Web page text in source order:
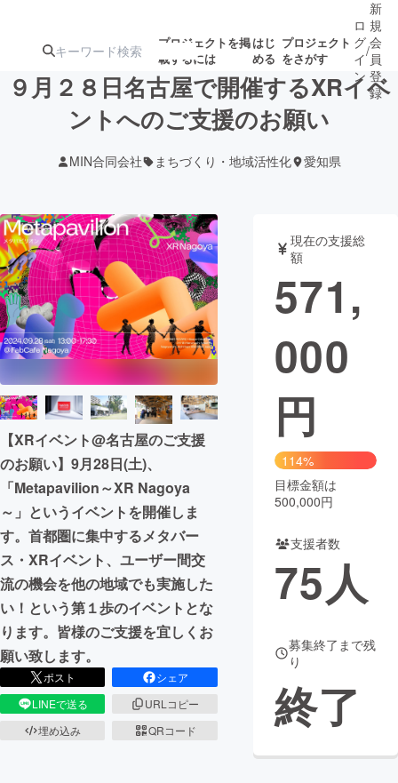
プロジェクトを掲
載するには
はじ
める
プロジェクト
をさがす
注目のリ
ターン
注目の新着プロ
ジェクト
募集終了が近いプ
ロジェクト
されます
アート・写真 音楽
テクノロジー・ガジェット ゲーム・サ
映像・映画
ビジネス・起業
まちづくり・地域活性化
CAMPFIRE for Social Good
CAMPFIRE Creation
CAMPFIREふるさと納税
コミュニティ
ロ
グ
イ
ン
/
新
規
会
員
登
録
９月２８日名古屋で開催するXRイベ
ントへのご支援のお願い
MIN合同会社 まちづくり・地域活性化 愛知県
【XRイベント@名古屋のご支援
のお願い】9月28日(土)、
「Metapavilion～XR Nagoya
～」というイベントを開催しま
す。首都圏に集中するメタバー
ス・XRイベント、ユーザー間交
流の機会を他の地域でも実施した
い！という第１歩のイベントとな
ります。皆様のご支援を宜しくお
願い致します。
ポスト
シェア
LINEで送る
URLコピー
埋め込み
QRコード
現在の支援総
額
571,
000
円
114%
目標金額は
500,000円
支援者数
75人
募集終了まで残
り
終了